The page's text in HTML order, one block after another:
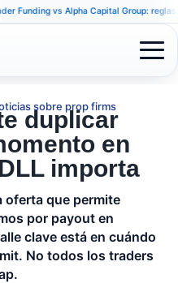
vs Alpha Capital Group: reglas
sobre prop firms
duplicar
en
importa
oferta que permite
por payout en
clave está en cuándo
No todos los traders